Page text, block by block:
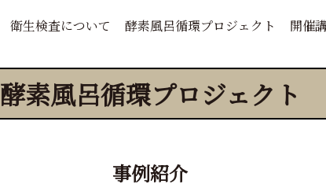
衛生検査について 酵素風呂循環プロジェクト 開催
酵素風呂循環プロジェクト
事例紹介